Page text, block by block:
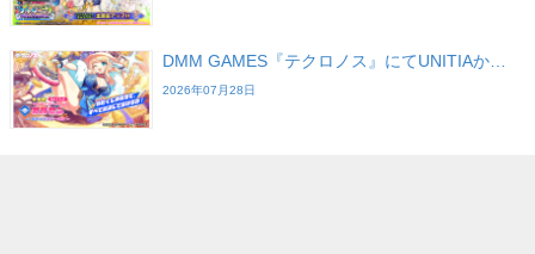
DMM GAMES『テクロノス』にてUNITIAか…
2026年07月28日